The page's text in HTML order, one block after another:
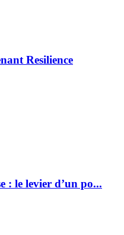
Resilience
: le levier d’un po...